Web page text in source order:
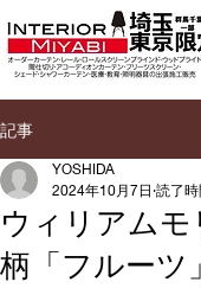
記事
ウィリアム
柄「フルーツ」
YOSHIDA
2024年10月7日 読了